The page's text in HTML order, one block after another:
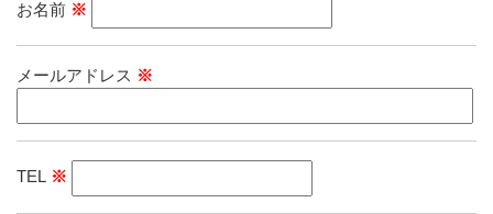
お名前 ※
メールアドレス ※
TEL ※